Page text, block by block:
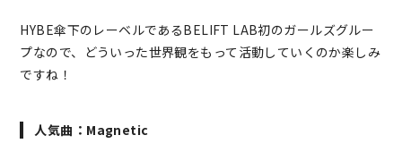
HYBE傘下のレーベルであるBELIFT LAB初のガールズグルー
プなので、どういった世界観をもって活動していくのか楽しみ
ですね！
人気曲：Magnetic